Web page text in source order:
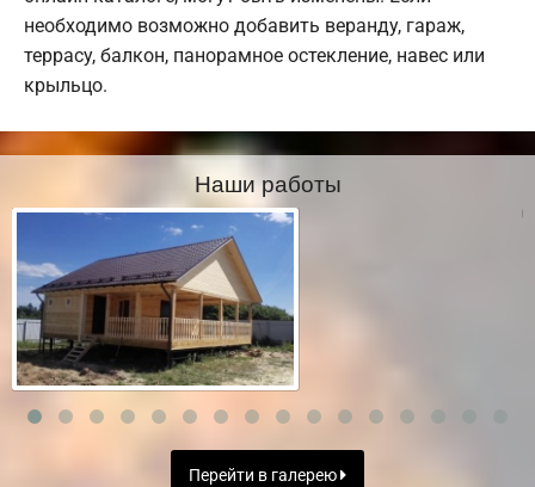
необходимо возможно добавить веранду, гараж,
террасу, балкон, панорамное остекление, навес или
крыльцо.
Наши работы
Перейти в галерею